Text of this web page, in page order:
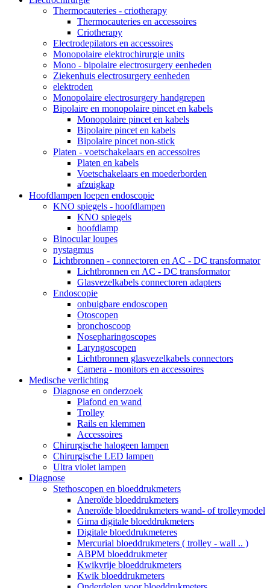
Thermocauteries - criotherapy
Thermocauteries en accessoires
Criotherapy
Electrodepilators en accessoires
Monopolaire elektrochirurgie units
Mono - bipolaire electrosurgery eenheden
Ziekenhuis electrosurgery eenheden
elektroden
Monopolaire electrosurgery handgrepen
Bipolaire en monopolaire pincet en kabels
Monopolaire pincet en kabels
Bipolaire pincet en kabels
Bipolaire pincet non-stick
Platen - voetschakelaars en accessoires
Platen en kabels
Voetschakelaars en moederborden
afzuigkap
Hoofdlampen loepen endoscopie
KNO spiegels - hoofdlampen
KNO spiegels
hoofdlamp
Binocular loupes
nystagmus
Lichtbronnen - connectoren en AC - DC transformator
Lichtbronnen en AC - DC transformator
Glasvezelkabels connectoren adapters
Endoscopie
onbuigbare endoscopen
Otoscopen
bronchoscoop
Nosepharingoscopes
Laryngoscopen
Lichtbronnen glasvezelkabels connectors
Camera - monitors en accessoires
Medische verlichting
Diagnose en onderzoek
Plafond en wand
Trolley
Rails en klemmen
Accessoires
Chirurgische halogeen lampen
Chirurgische LED lampen
Ultra violet lampen
Diagnose
Stethoscopen en bloeddrukmeters
Aneroïde bloeddrukmeters
Aneroïde bloeddrukmeters wand- of trolleymodel
Gima digitale bloeddrukmeters
Digitale bloeddrukmeteres
Mercurial bloeddrukmeters ( trolley - wall .. )
ABPM bloeddrukmeter
Kwikvrije bloeddrukmeters
Kwik bloeddrukmeters